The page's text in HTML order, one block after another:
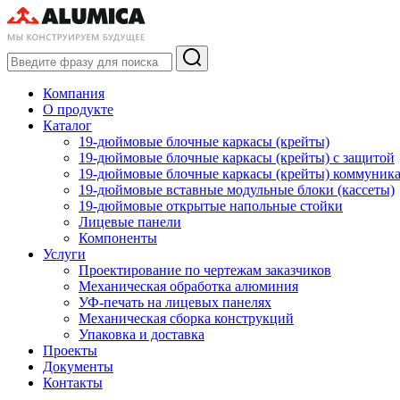
Компания
О продукте
Каталог
19-дюймовые блочные каркасы (крейты)
19-дюймовые блочные каркасы (крейты) с защитой
19-дюймовые блочные каркасы (крейты)
19-дюймовые вставные модульные блоки (кассеты)
19-дюймовые открытые напольные стойки
Лицевые панели
Компоненты
Услуги
Проектирование по чертежам заказчиков
Механическая обработка алюминия
УФ-печать на лицевых панелях
Механическая сборка конструкций
Упаковка и доставка
Проекты
Документы
Контакты